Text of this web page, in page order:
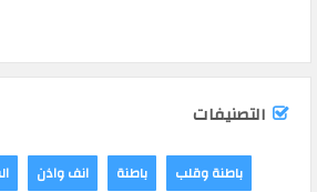
التصنيفات
انف واذن باطنة
باطنة وقلب